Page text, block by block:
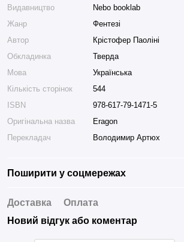
Видавництво
Nebo booklab
Жанр
Фентезі
Автор
Крістофер Паоліні
Обкладинка
Тверда
Мова
Українська
Кількість сторінок
544
ISBN
978-617-79-1471-5
Оригінальна назва
Eragon
Перекладач
Володимир Артюх
Поширити у соцмережах
Доставка
Оплата
Новий відгук або коментар